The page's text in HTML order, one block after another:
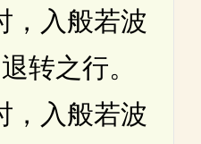
入般若波
转之行。
入般若波